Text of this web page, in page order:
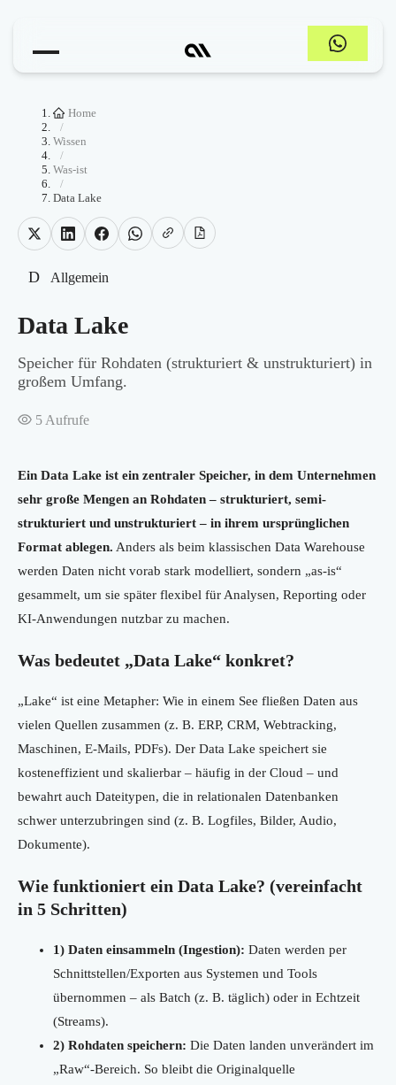
Home
/
Wissen
/
Was-ist
/
Data Lake
D Allgemein
Data Lake
Speicher für Rohdaten (strukturiert & unstrukturiert) in
großem Umfang.
5 Aufrufe
Ein Data Lake ist ein zentraler Speicher, in dem Unternehmen
sehr große Mengen an Rohdaten – strukturiert, semi-
strukturiert und unstrukturiert – in ihrem ursprünglichen
Format ablegen. Anders als beim klassischen Data Warehouse
werden Daten nicht vorab stark modelliert, sondern „as-is“
gesammelt, um sie später flexibel für Analysen, Reporting oder
KI-Anwendungen nutzbar zu machen.
Was bedeutet „Data Lake“ konkret?
„Lake“ ist eine Metapher: Wie in einem See fließen Daten aus
vielen Quellen zusammen (z. B. ERP, CRM, Webtracking,
Maschinen, E-Mails, PDFs). Der Data Lake speichert sie
kosteneffizient und skalierbar – häufig in der Cloud – und
bewahrt auch Dateitypen, die in relationalen Datenbanken
schwer unterzubringen sind (z. B. Logfiles, Bilder, Audio,
Dokumente).
Wie funktioniert ein Data Lake? (vereinfacht
in 5 Schritten)
1) Daten einsammeln (Ingestion): Daten werden per
Schnittstellen/Exporten aus Systemen und Tools
übernommen – als Batch (z. B. täglich) oder in Echtzeit
(Streams).
2) Rohdaten speichern: Die Daten landen unverändert im
„Raw“-Bereich. So bleibt die Originalquelle